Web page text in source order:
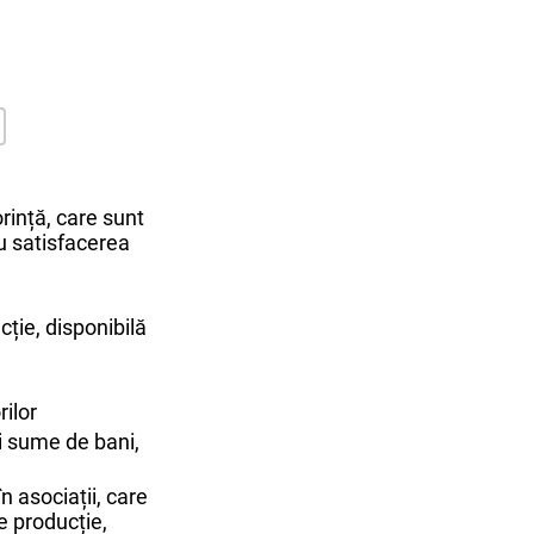
care sunt
satisfacerea
disponibilă
de bani,
asociații, care
producție,